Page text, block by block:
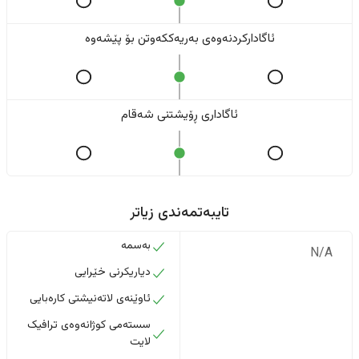
ئاگادارکردنەوەی بەریەککەوتن بۆ پێشەوە
ئاگاداری ڕۆیشتنی شەقام
تایبەتمەندی زیاتر
N/A
بەسمە
دیاریکرنی خێرایی
ئاوێنەی لاتەنیشتی کارەبایی
سستەمی کوژانەوەی ترافیک
لایت